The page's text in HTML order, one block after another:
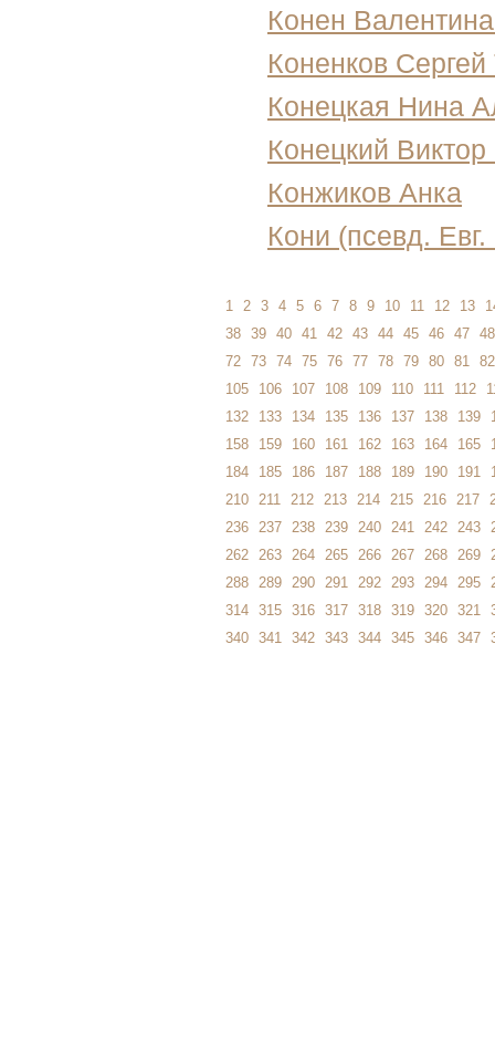
Конен
Коненков
Конецкая Нина
Конецкий Виктор
Конжиков Анка
Кони (псевд.
1 2 3 4 5 6 7 8 9 10 11 12 13
38 39 40 41 42 43 44 45 46 47 48
72 73 74 75 76 77 78 79 80 81 82
105
106 107 108 109 110 111 112
132
133 134 135 136 137 138 139
158
159 160 161 162 163 164 165
184
185 186 187 188 189 190 191
210 211 212 213 214 215 216 217
236 237 238 239 240 241 242 243
262 263 264 265 266 267 268 269
288 289 290 291 292 293 294 295
314 315 316 317 318 319 320 321
340 341 342 343 344 345 346 347